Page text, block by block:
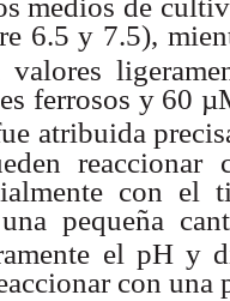
6.5 y 7.5),
ferrosos y 60
atribuida
con el
pequeña
el pH y
con una